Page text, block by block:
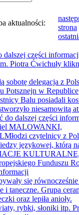
aktualności:
strona
części
Piotra Ćwichuły
sobotę delegacja z
Potsznejn w Republice
Balu posiadali
niesamowitą
do dalszej części
MALOWANKI,
czytelnicy z
językowej, którą
Funduszu
się
i taneczne. Grupa
oraz lepiła anioły.
rybki, słoniki itp.